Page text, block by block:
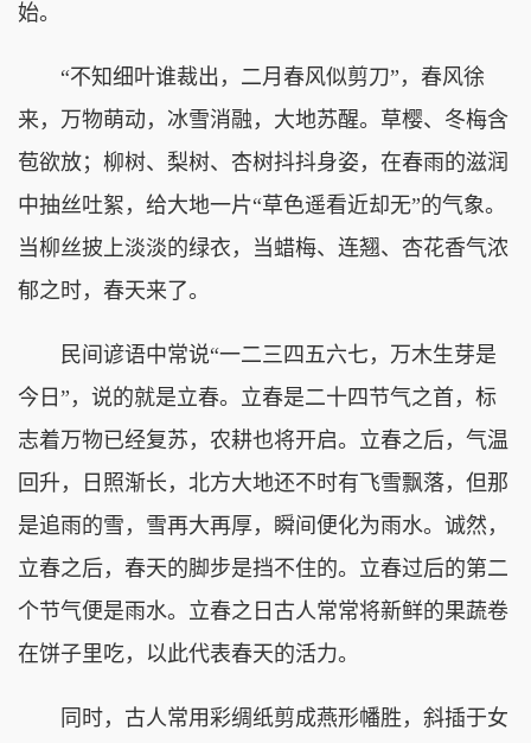
始。
“不知细叶谁裁出，二月春风似剪刀”，春风徐
来，万物萌动，冰雪消融，大地苏醒。草樱、冬梅含
苞欲放；柳树、梨树、杏树抖抖身姿，在春雨的滋润
中抽丝吐絮，给大地一片“草色遥看近却无”的气象。
当柳丝披上淡淡的绿衣，当蜡梅、连翘、杏花香气浓
郁之时，春天来了。
民间谚语中常说“一二三四五六七，万木生芽是
今日”，说的就是立春。立春是二十四节气之首，标
志着万物已经复苏，农耕也将开启。立春之后，气温
回升，日照渐长，北方大地还不时有飞雪飘落，但那
是追雨的雪，雪再大再厚，瞬间便化为雨水。诚然，
立春之后，春天的脚步是挡不住的。立春过后的第二
个节气便是雨水。立春之日古人常常将新鲜的果蔬卷
在饼子里吃，以此代表春天的活力。
同时，古人常用彩绸纸剪成燕形幡胜，斜插于女